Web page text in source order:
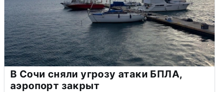
В Сочи сняли угрозу атаки БПЛА,
аэропорт закрыт